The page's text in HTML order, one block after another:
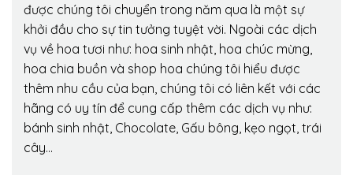
được chúng tôi chuyển trong năm qua là một sự
khởi đầu cho sự tin tưởng tuyệt vời. Ngoài các dịch
vụ về hoa tươi như: hoa sinh nhật, hoa chúc mừng,
hoa chia buồn và shop hoa chúng tôi hiểu được
thêm nhu cầu của bạn, chúng tôi có liên kết với các
hãng có uy tín để cung cấp thêm các dịch vụ như:
bánh sinh nhật, Chocolate, Gấu bông, kẹo ngọt, trái
cây…